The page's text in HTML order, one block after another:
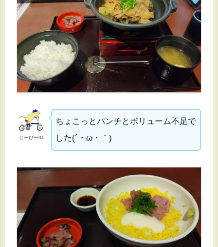
じーぴー01
ちょこっとパンチとボリューム不足で
した(´・ω・｀)